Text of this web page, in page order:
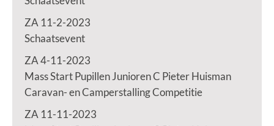
ZA 11-2-2023
Schaatsevent
ZA 4-11-2023
Mass Start Pupillen Junioren C Pieter Huisman
Caravan- en Camperstalling Competitie
ZA 11-11-2023